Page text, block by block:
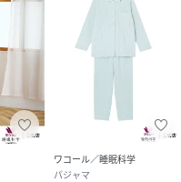
ワコール／睡眠科学
パジャマ